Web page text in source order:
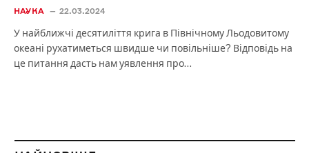
НАУКА 22.03.2024
У найближчі десятиліття крига в Північному Льодовитому
океані рухатиметься швидше чи повільніше? Відповідь на
це питання дасть нам уявлення про…